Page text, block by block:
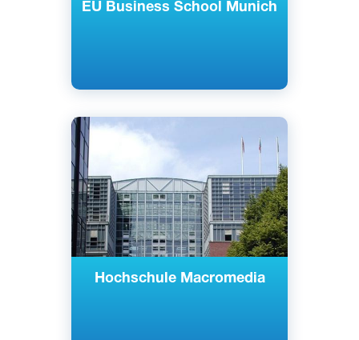
EU Business School Munich
Hochschule Macromedia
Английский
Немецкий
Берлин, Мюнхен, Германия
Частный